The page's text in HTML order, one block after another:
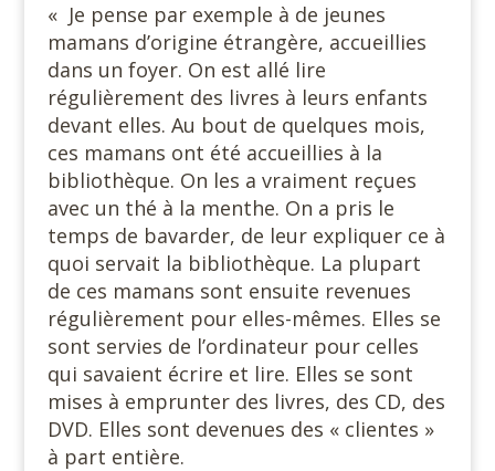
« Je pense par exemple à de jeunes
mamans d’origine étrangère, accueillies
dans un foyer. On est allé lire
régulièrement des livres à leurs enfants
devant elles. Au bout de quelques mois,
ces mamans ont été accueillies à la
bibliothèque. On les a vraiment reçues
avec un thé à la menthe. On a pris le
temps de bavarder, de leur expliquer ce à
quoi servait la bibliothèque. La plupart
de ces mamans sont ensuite revenues
régulièrement pour elles-mêmes. Elles se
sont servies de l’ordinateur pour celles
qui savaient écrire et lire. Elles se sont
mises à emprunter des livres, des CD, des
DVD. Elles sont devenues des « clientes »
à part entière.